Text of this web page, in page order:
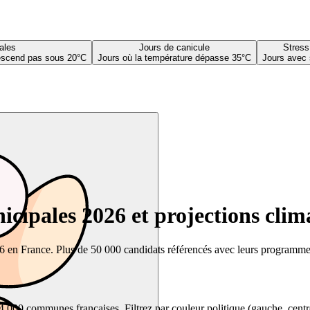
pas sous 20°C
Jours de canicule
Jours où la température dépasse 35°C
Jours avec
2026 et projections
France. Plus de 50 000 candidats référencés avec leurs